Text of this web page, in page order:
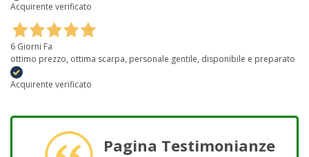
Acquirente verificato
6 Giorni Fa
ottimo prezzo, ottima scarpa, personale gentile, disponibile e preparato
Acquirente verificato
Pagina Testimonianze